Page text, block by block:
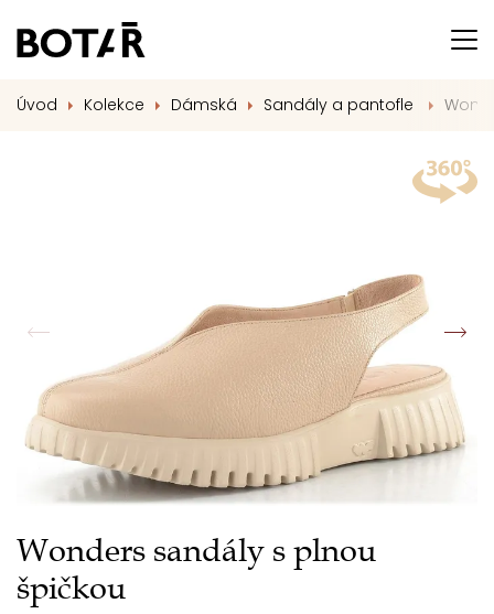
Úvod Kolekce Dámská Sandály a pantofle
Wonders sandály s plnou
špičkou